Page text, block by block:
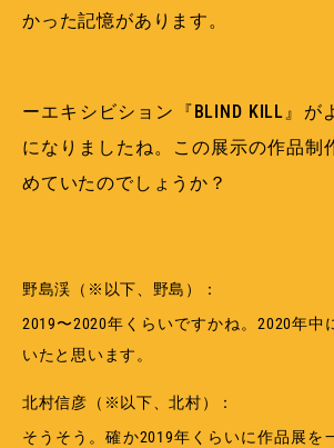
かった記憶があります。
ーエキシビション『BLIND KILL』が
になりましたね。この展示の作品制
めていたのでしょうか？
野島渓（※以下、野島）：
2019〜2020年くらいですかね。2020年中
いたと思います。
北村信彦（※以下、北村）：
そうそう。確か2019年くらいに作品展を